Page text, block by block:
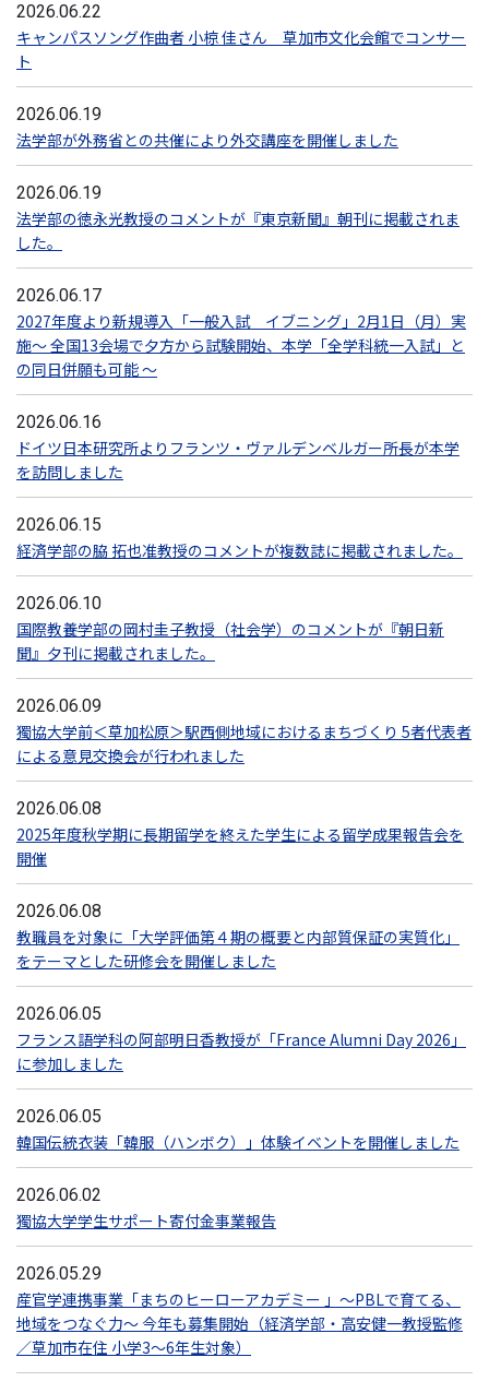
2026.06.22
キャンパスソング作曲者 小椋 佳さん 草加市文化会館でコンサー
ト
2026.06.19
法学部が外務省との共催により外交講座を開催しました
2026.06.19
法学部の徳永光教授のコメントが『東京新聞』朝刊に掲載されま
した。
2026.06.17
2027年度より新規導入「一般入試 イブニング」2月1日（月）実
施～ 全国13会場で夕方から試験開始、本学「全学科統一入試」と
の同日併願も可能 ～
2026.06.16
ドイツ日本研究所よりフランツ・ヴァルデンベルガー所長が本学
を訪問しました
2026.06.15
経済学部の脇 拓也准教授のコメントが複数誌に掲載されました。
2026.06.10
国際教養学部の岡村圭子教授（社会学）のコメントが『朝日新
聞』夕刊に掲載されました。
2026.06.09
獨協大学前＜草加松原＞駅西側地域におけるまちづくり 5者代表者
による意見交換会が行われました
2026.06.08
2025年度秋学期に長期留学を終えた学生による留学成果報告会を
開催
2026.06.08
教職員を対象に「大学評価第４期の概要と内部質保証の実質化」
をテーマとした研修会を開催しました
2026.06.05
フランス語学科の阿部明日香教授が「France Alumni Day 2026」
に参加しました
2026.06.05
韓国伝統衣装「韓服（ハンボク）」体験イベントを開催しました
2026.06.02
獨協大学学生サポート寄付金事業報告
2026.05.29
産官学連携事業「まちのヒーローアカデミー 」〜PBLで育てる、
地域をつなぐ力〜 今年も募集開始（経済学部・高安健一教授監修
／草加市在住 小学3〜6年生対象）